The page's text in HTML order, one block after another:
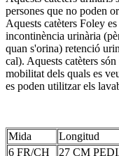
persones que no poden
Aquests catèters Foley
incontinència urinària
quan s'orina) retenció
cal). Aquests catèters
mobilitat dels quals es
es poden utilitzar els
Mida Longitud
6 FR/CH
27 CM